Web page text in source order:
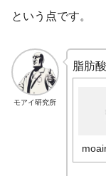
という点です。
モアイ研究所
脂肪